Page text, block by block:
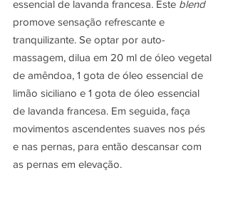
essencial de lavanda francesa. Este blend
promove sensação refrescante e
tranquilizante. Se optar por auto-
massagem, dilua em 20 ml de óleo vegetal
de amêndoa, 1 gota de óleo essencial de
limão siciliano e 1 gota de óleo essencial
de lavanda francesa. Em seguida, faça
movimentos ascendentes suaves nos pés
e nas pernas, para então descansar com
as pernas em elevação.